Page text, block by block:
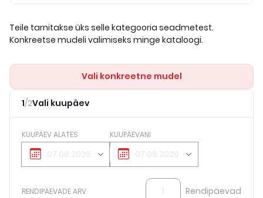
Teile tarnitakse üks selle kategooria seadmetest.
Konkreetse mudeli valimiseks minge kataloogi.
Vali konkreetne mudel
1/2Vali kuupäev
KUUPÄEV ALATES KUUPÄEVANI
RENDIPÄEVADE ARV Rendipäevad